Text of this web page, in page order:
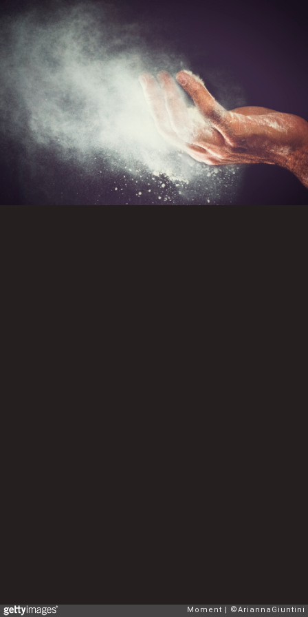
Moment ©AriannaGiuntini